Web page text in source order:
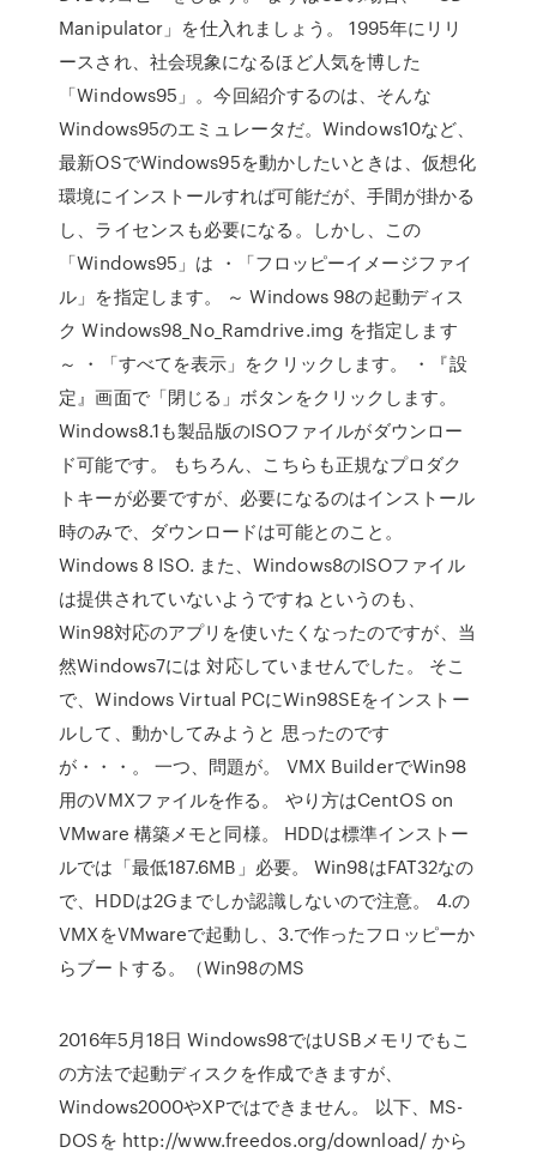
Manipulator」を仕入れましょう。 1995年にリリ
ースされ、社会現象になるほど人気を博した
「Windows95」。今回紹介するのは、そんな
Windows95のエミュレータだ。Windows10など、
最新OSでWindows95を動かしたいときは、仮想化
環境にインストールすれば可能だが、手間が掛かる
し、ライセンスも必要になる。しかし、この
「Windows95」は ・「フロッピーイメージファイ
ル」を指定します。 ～ Windows 98の起動ディス
ク Windows98_No_Ramdrive.img を指定します
～ ・「すべてを表示」をクリックします。 ・『設
定』画面で「閉じる」ボタンをクリックします。
Windows8.1も製品版のISOファイルがダウンロー
ド可能です。 もちろん、こちらも正規なプロダク
トキーが必要ですが、必要になるのはインストール
時のみで、ダウンロードは可能とのこと。
Windows 8 ISO. また、Windows8のISOファイル
は提供されていないようですね というのも、
Win98対応のアプリを使いたくなったのですが、当
然Windows7には 対応していませんでした。 そこ
で、Windows Virtual PCにWin98SEをインストー
ルして、動かしてみようと 思ったのです
が・・・。 一つ、問題が。 VMX BuilderでWin98
用のVMXファイルを作る。 やり方はCentOS on
VMware 構築メモと同様。 HDDは標準インストー
ルでは「最低187.6MB」必要。 Win98はFAT32なの
で、HDDは2Gまでしか認識しないので注意。 4.の
VMXをVMwareで起動し、3.で作ったフロッピーか
らブートする。（Win98のMS
2016年5月18日 Windows98ではUSBメモリでもこ
の方法で起動ディスクを作成できますが、
Windows2000やXPではできません。 以下、MS-
DOSを http://www.freedos.org/download/ から